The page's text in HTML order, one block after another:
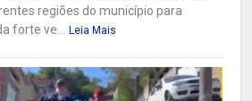
regiões do município para
forte ve...
Leia Mais